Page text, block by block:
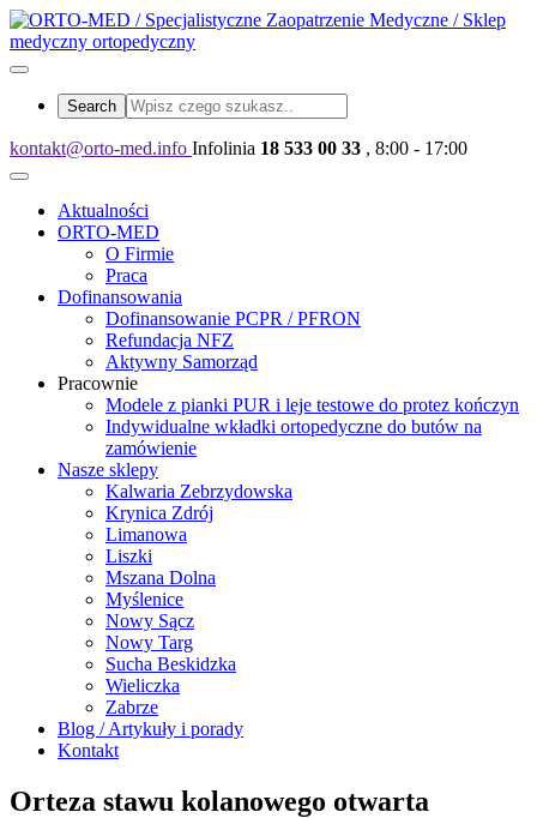
kontakt@orto-med.info Infolinia 18 533 00 33 , 8:00 - 17:00
Aktualności
ORTO-MED
O Firmie
Praca
Dofinansowania
Dofinansowanie PCPR / PFRON
Refundacja NFZ
Aktywny Samorząd
Pracownie
Modele z pianki PUR i leje testowe do protez kończyn
Indywidualne wkładki ortopedyczne do butów na
zamówienie
Nasze sklepy
Kalwaria Zebrzydowska
Krynica Zdrój
Limanowa
Liszki
Mszana Dolna
Myślenice
Nowy Sącz
Nowy Targ
Sucha Beskidzka
Wieliczka
Zabrze
Blog / Artykuły i porady
Kontakt
Orteza stawu kolanowego otwarta